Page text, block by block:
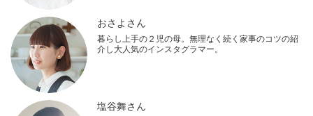
おさよさん
暮らし上手の２児の母。無理なく続く家事のコツの紹
介し大人気のインスタグラマー。
塩谷舞さん